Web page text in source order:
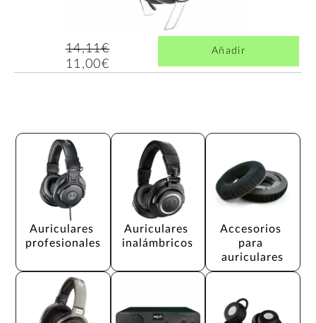
14,11€
11,00€
Añadir
Auriculares
profesionales
Auriculares
inalámbricos
Accesorios
para
auriculares